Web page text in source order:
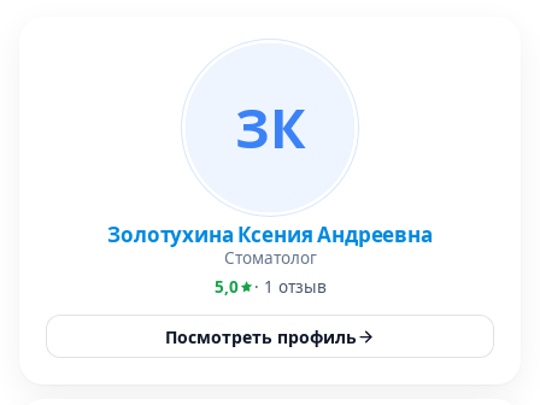
ЗК
Золотухина Ксения Андреевна
Стоматолог
5,0
· 1 отзыв
Посмотреть профиль